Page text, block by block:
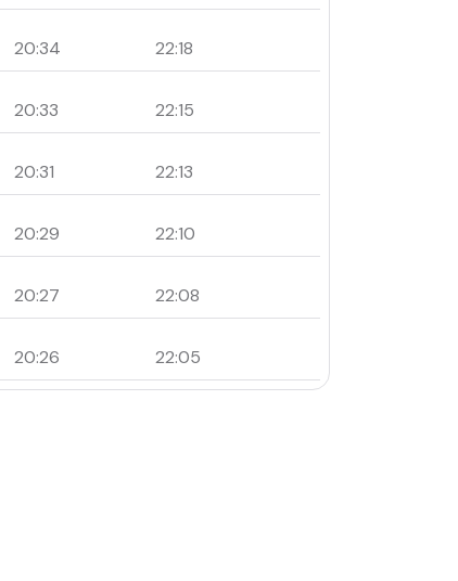
20:34 22:18
20:33 22:15
20:31 22:13
20:29 22:10
20:27 22:08
20:26 22:05